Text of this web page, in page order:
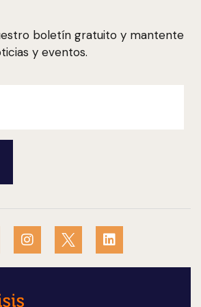
boletín gratuito y mantente
y eventos.